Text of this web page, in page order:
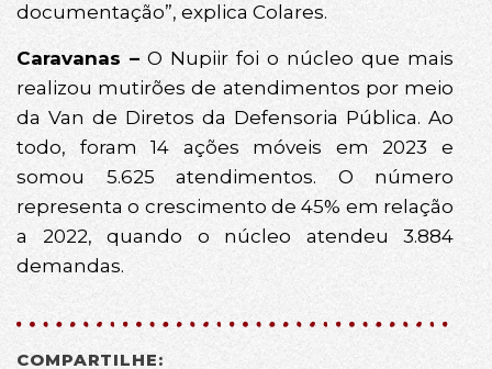
documentação”, explica Colares.
Caravanas – O Nupiir foi o núcleo que mais
realizou mutirões de atendimentos por meio
da Van de Diretos da Defensoria Pública. Ao
todo, foram 14 ações móveis em 2023 e
somou 5.625 atendimentos. O número
representa o crescimento de 45% em relação
a 2022, quando o núcleo atendeu 3.884
demandas.
COMPARTILHE: